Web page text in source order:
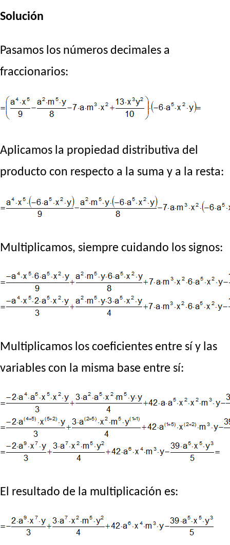
Solución
Pasamos los números decimales a
fraccionarios:
Aplicamos la propiedad distributiva del
producto con respecto a la suma y a la resta:
Multiplicamos, siempre cuidando los signos:
Multiplicamos los coeficientes entre sí y las
variables con la misma base entre sí:
El resultado de la multiplicación es: